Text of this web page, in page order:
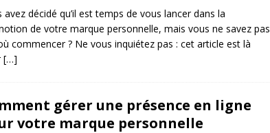
avez décidé qu’il est temps de vous lancer dans la
de votre marque personnelle, mais vous ne savez pas
commencer ? Ne vous inquiétez pas : cet article est là
[…]
gérer une présence en ligne
votre marque personnelle